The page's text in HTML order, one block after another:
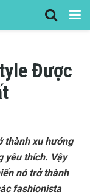
Được
thành xu hướng
yêu thích. Vậy
nó trở thành
fashionista